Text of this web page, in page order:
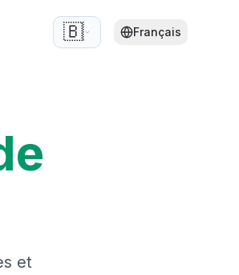
🇧🇪 Français
et